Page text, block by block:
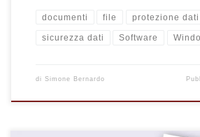
documenti file protezione dati
sicurezza dati Software
di Simone Bernardo